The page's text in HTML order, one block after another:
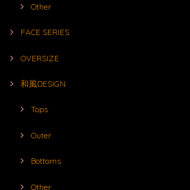
Other
FACE SERIES
OVERSIZE
和風DESIGN
Tops
Outer
Bottoms
Other